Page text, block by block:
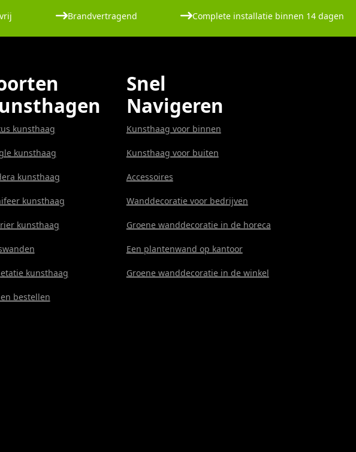
Brandvertragend Complete installatie binnen 14 dagen
kunsthaag
kunsthaag
kunsthaag
kunsthaag
kunsthaag
kunsthaag
bestellen
Snel
Navigeren
Kunsthaag voor binnen
Kunsthaag voor buiten
Accessoires
Wanddecoratie voor bedrijven
Groene wanddecoratie in de horeca
Een plantenwand op kantoor
Groene wanddecoratie in de winkel